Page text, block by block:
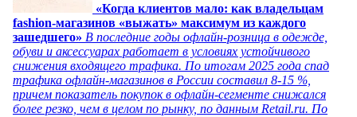
«Когда клиентов мало: как владельцам
fashion-магазинов «выжать» максимум из каждого
зашедшего» В последние годы офлайн-розница в одежде,
обуви и аксессуарах работает в условиях устойчивого
снижения входящего трафика. По итогам 2025 года спад
трафика офлайн-магазинов в России составил 8-15 %,
причем показатель покупок в офлайн-сегменте снижался
более резко, чем в целом по рынку, по данным Retail.ru. По